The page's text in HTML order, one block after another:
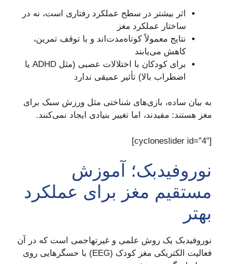
اثر بیشتر در سطح عملکرد رفتاری است، نه در
ساختار عملکرد مغز
نتایج معمولاً کوتاه‌مدت‌اند و با توقف تمرین،
کاهش می‌یابند
برای کودکان با اختلالات عصبی (مثل ADHD یا
اضطراب بالا) تأثیر عمیقی ندارد
به بیان ساده، بازی‌های شناختی مثل ورزش سبک برای
مغز هستند: مفیدند، اما تغییر بنیادی ایجاد نمی‌کنند.
[cycloneslider id=”4″]
نوروفیدبک؛ آموزش
مستقیم مغز برای عملکرد
بهتر
نوروفیدبک یک روش علمی و غیرتهاجمی است که در آن
فعالیت الکتریکی مغز کودک (EEG) با حسگرهایی روی